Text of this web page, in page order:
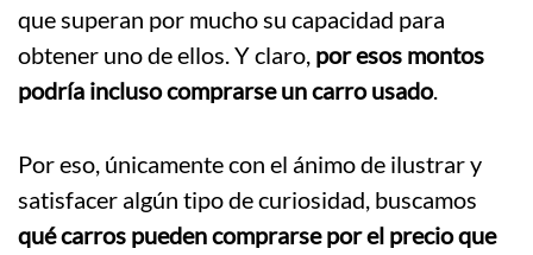
que superan por mucho su capacidad para
obtener uno de ellos. Y claro, por esos montos
podría incluso comprarse un carro usado.
Por eso, únicamente con el ánimo de ilustrar y
satisfacer algún tipo de curiosidad, buscamos
qué carros pueden comprarse por el precio que